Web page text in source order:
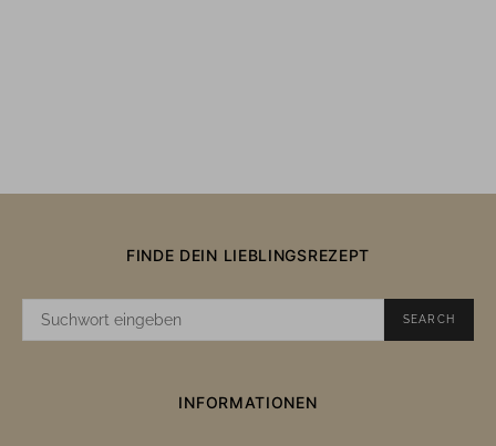
FINDE DEIN LIEBLINGSREZEPT
SUCHE
SEARCH
INFORMATIONEN